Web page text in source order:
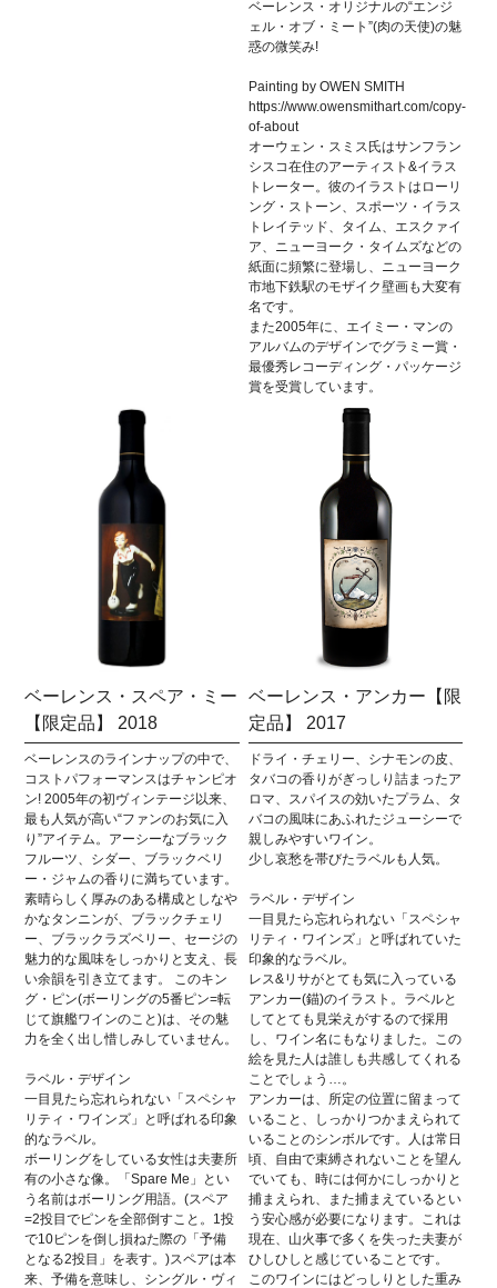
ベーレンス・オリジナルの“エンジ
ェル・オブ・ミート”(肉の天使)の魅
惑の微笑み!
Painting by OWEN SMITH
https://www.owensmithart.com/copy-
of-about
オーウェン・スミス氏はサンフラン
シスコ在住のアーティスト&イラス
トレーター。彼のイラストはローリ
ング・ストーン、スポーツ・イラス
トレイテッド、タイム、エスクァイ
ア、ニューヨーク・タイムズなどの
紙面に頻繁に登場し、ニューヨーク
市地下鉄駅のモザイク壁画も大変有
名です。
また2005年に、エイミー・マンの
アルバムのデザインでグラミー賞・
最優秀レコーディング・パッケージ
賞を受賞しています。
ベーレンス・スペア・ミー
【限定品】 2018
ベーレンスのラインナップの中で、
コストパフォーマンスはチャンピオ
ン! 2005年の初ヴィンテージ以来、
最も人気が高い“ファンのお気に入
り”アイテム。アーシーなブラック
フルーツ、シダー、ブラックベリ
ー・ジャムの香りに満ちています。
素晴らしく厚みのある構成としなや
かなタンニンが、ブラックチェリ
ー、ブラックラズベリー、セージの
魅力的な風味をしっかりと支え、長
い余韻を引き立てます。 このキン
グ・ピン(ボーリングの5番ピン=転
じて旗艦ワインのこと)は、その魅
力を全く出し惜しみしていません。
ラベル・デザイン
一目見たら忘れられない「スペシャ
リティ・ワインズ」と呼ばれる印象
的なラベル。
ボーリングをしている女性は夫妻所
有の小さな像。「Spare Me」とい
う名前はボーリング用語。(スペア
=2投目でピンを全部倒すこと。1投
で10ピンを倒し損ねた際の「予備
となる2投目」を表す。)スペアは本
来、予備を意味し、シングル・ヴィ
ベーレンス・アンカー【限
定品】 2017
ドライ・チェリー、シナモンの皮、
タバコの香りがぎっしり詰まったア
ロマ、スパイスの効いたプラム、タ
バコの風味にあふれたジューシーで
親しみやすいワイン。
少し哀愁を帯びたラベルも人気。
ラベル・デザイン
一目見たら忘れられない「スペシャ
リティ・ワインズ」と呼ばれていた
印象的なラベル。
レス&リサがとても気に入っている
アンカー(錨)のイラスト。ラベルと
してとても見栄えがするので採用
し、ワイン名にもなりました。この
絵を見た人は誰しも共感してくれる
ことでしょう…。
アンカーは、所定の位置に留まって
いること、しっかりつかまえられて
いることのシンボルです。人は常日
頃、自由で束縛されないことを望ん
でいても、時には何かにしっかりと
捕まえられ、また捕まえているとい
う安心感が必要になります。これは
現在、山火事で多くを失った夫妻が
ひしひしと感じていることです。
このワインにはどっしりとした重み